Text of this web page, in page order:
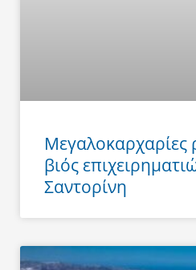
Μεγαλοκαρχαρίες
βιός
Σαντορίνη